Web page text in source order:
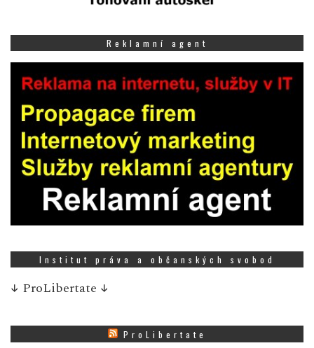
Reklamní agent
Institut práva a občanských svobod
↓ ProLibertate ↓
ProLibertate